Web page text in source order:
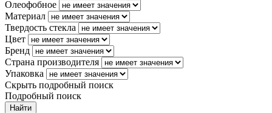
Олеофобное
Материал
Твердость стекла
Цвет
Бренд
Страна производителя
Упаковка
Скрыть подробный поиск
Подробный поиск